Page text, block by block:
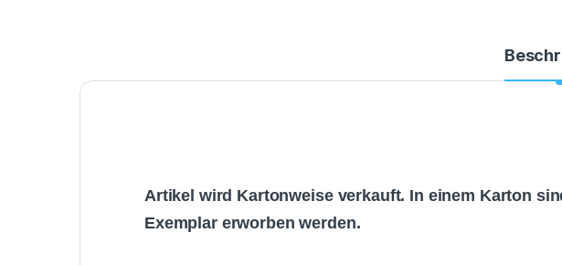
Artikel wird Kartonweise verkauft. In einem Karton
Exemplar erworben werden.